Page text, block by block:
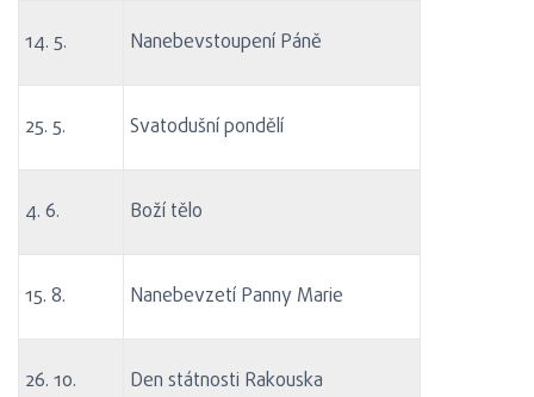
14. 5. Nanebevstoupení Páně
25. 5. Svatodušní pondělí
4. 6. Boží tělo
15. 8. Nanebevzetí Panny Marie
26. 10. Den státnosti Rakouska